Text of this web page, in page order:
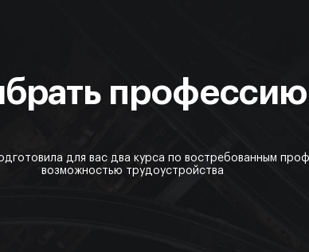
профессию
для вас два курса по востребованным
возможностью трудоустройства